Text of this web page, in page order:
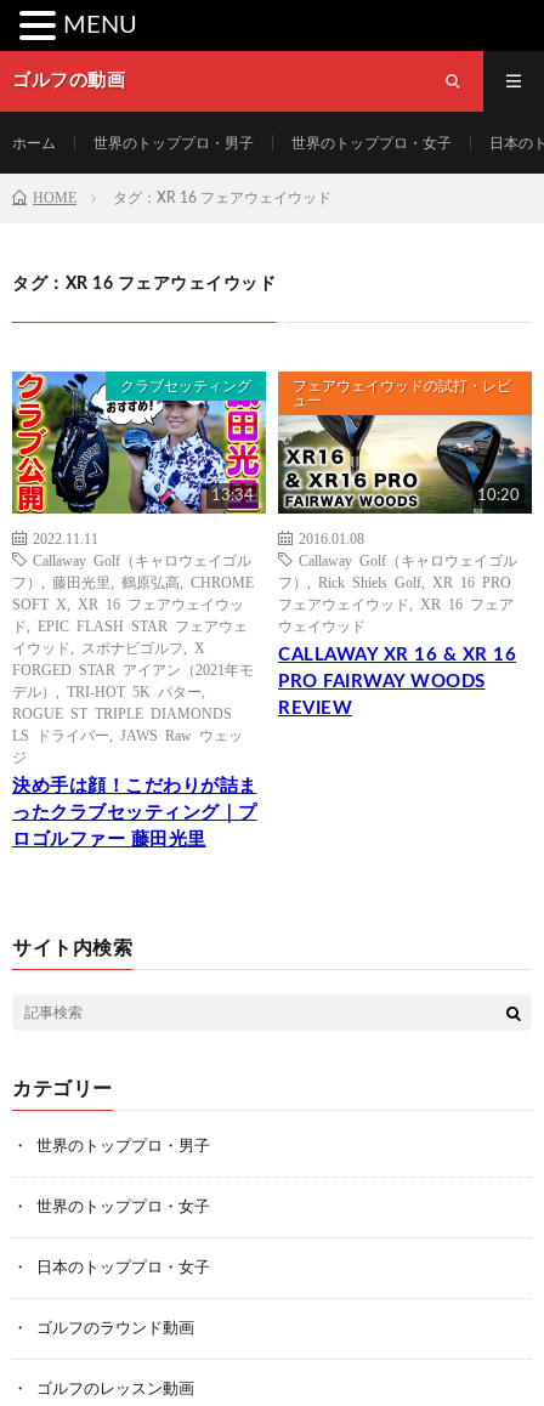
ゴルフの動画
ホーム 世界のトッププロ・男子 世界のトッププロ・女子 日本の
HOME タグ：XR 16 フェアウェイウッド
タグ：XR 16 フェアウェイウッド
クラブセッティング
13:34
2022.11.11
Callaway Golf（キャロウェイゴル
フ）
藤田光里 鶴原弘高
CHROME
SOFT X
XR 16 フェアウェイウッ
ド
EPIC FLASH STAR フェアウェ
イウッド
スポナビゴルフ
X
FORGED STAR アイアン（2021年モ
デル）
TRI-HOT 5K パター
ROGUE ST TRIPLE DIAMONDS
LS ドライバー
JAWS Raw ウェッ
ジ
決め手は顔！こだわりが詰ま
ったクラブセッティング｜プ
ロゴルファー 藤田光里
フェアウェイウッドの試打・レビ
ュー
10:20
2016.01.08
Callaway Golf（キャロウェイゴル
フ）
Rick Shiels Golf
XR 16 PRO
フェアウェイウッド
XR 16 フェア
ウェイウッド
CALLAWAY XR 16 & XR 16
PRO FAIRWAY WOODS
REVIEW
サイト内検索
カテゴリー
世界のトッププロ・男子
世界のトッププロ・女子
日本のトッププロ・女子
ゴルフのラウンド動画
ゴルフのレッスン動画
MENU